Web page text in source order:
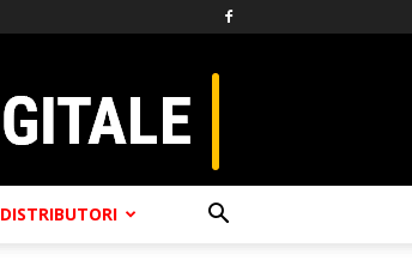
DISTRIBUTORI